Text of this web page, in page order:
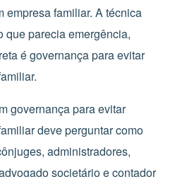
empresa familiar. A técnica
que parecia emergência,
é governança para evitar
governança para evitar
deve perguntar como
administradores,
societário e contador